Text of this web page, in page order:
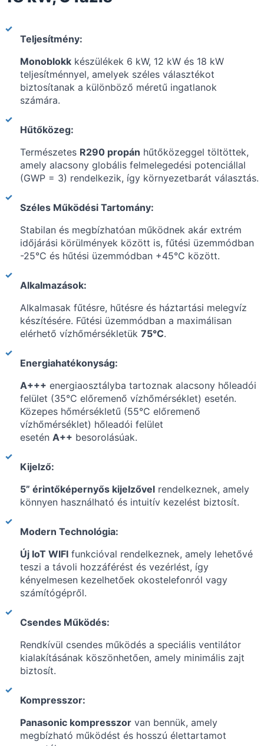
Teljesítmény:
Monoblokk készülékek 6 kW, 12 kW és 18 kW
teljesítménnyel, amelyek széles választékot
biztosítanak a különböző méretű ingatlanok
számára.
Hűtőközeg:
Természetes R290 propán hűtőközeggel töltöttek,
amely alacsony globális felmelegedési potenciállal
(GWP = 3) rendelkezik, így környezetbarát választás.
Széles Működési Tartomány:
Stabilan és megbízhatóan működnek akár extrém
időjárási körülmények között is, fűtési üzemmódban
-25°C és hűtési üzemmódban +45°C között.
Alkalmazások:
Alkalmasak fűtésre, hűtésre és háztartási melegvíz
készítésére. Fűtési üzemmódban a maximálisan
elérhető vízhőmérsékletük 75°C.
Energiahatékonyság:
A+++ energiaosztályba tartoznak alacsony hőleadói
felület (35°C előremenő vízhőmérséklet) esetén.
Közepes hőmérsékletű (55°C előremenő
vízhőmérséklet) hőleadói felület
esetén A++ besorolásúak.
Kijelző:
5” érintőképernyős kijelzővel rendelkeznek, amely
könnyen használható és intuitív kezelést biztosít.
Modern Technológia:
Új IoT WIFI funkcióval rendelkeznek, amely lehetővé
teszi a távoli hozzáférést és vezérlést, így
kényelmesen kezelhetőek okostelefonról vagy
számítógépről.
Csendes Működés:
Rendkívül csendes működés a speciális ventilátor
kialakításának köszönhetően, amely minimális zajt
biztosít.
Kompresszor:
Panasonic kompresszor van bennük, amely
megbízható működést és hosszú élettartamot